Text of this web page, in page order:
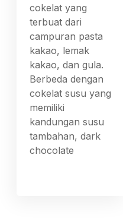
cokelat yang
terbuat dari
campuran pasta
kakao, lemak
kakao, dan gula.
Berbeda dengan
cokelat susu yang
memiliki
kandungan susu
tambahan, dark
chocolate